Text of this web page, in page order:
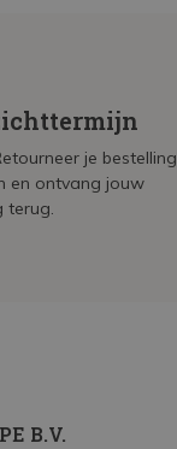
je bestelling
en ontvang jouw
terug.
B.V.